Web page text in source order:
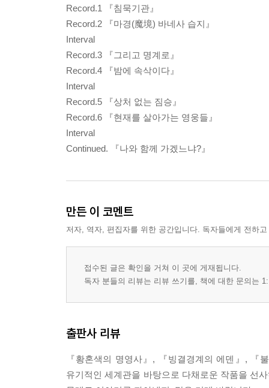
Record.1 『침묵기관』
Record.2 『마경(魔境) 바네사 습지』
Interval
Record.3 『그리고 명계로』
Record.4 『밤에 속삭이다』
Interval
Record.5 『상처 없는 짐승』
Record.6 『현재를 살아가는 영웅들』
Interval
Continued. 『나와 함께 가겠느냐?』
만든 이 코멘트
저자, 역자, 편집자를 위한 공간입니다. 독자들에게 전하
접수된 글은 확인을 거쳐 이 곳에 게재됩니다.
독자 분들의 리뷰는 리뷰 쓰기를, 책에 대한 문의는
출판사 리뷰
『황혼색의 명영사』, 『빙결경계의 에덴』, 『
유기적인 세계관을 바탕으로 다채로운 작품을 선